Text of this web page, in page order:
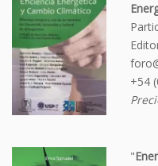
+54
"